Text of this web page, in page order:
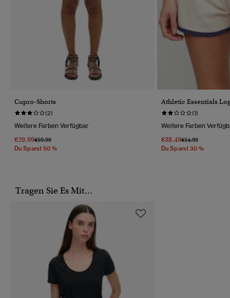
Cupro-Shorts
(2)
Weitere Farben Verfügbar
€29.99Preis Wurde Reduziert Von
€59.99Bis
Du Sparst 50 %
Athletic Essentials
(1)
Weitere Farben
€38.49Preis Wurde
€54.99Bis
Du Sparst 30 %
Tragen Sie Es Mit...